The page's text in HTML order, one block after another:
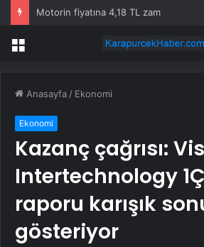
Motorin fiyatına 4,18 TL zam
Menü
Anasayfa / Ekonomi
Ekonomi
Kazanç çağrısı:
Intertechnology
raporu karışık
gösteriyor